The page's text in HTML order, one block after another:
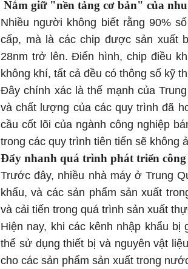
Nắm giữ "nền tảng cơ bản" của
Nhiều người không biết rằng 90%
cấp, mà là các chip được sản xuất
28nm trở lên. Điển hình, chip điều
không khí, tất cả đều có thông số kỹ
Đây chính xác là thế mạnh của
và chất lượng của các quy trình đã
cầu cốt lõi của ngành công nghiệp
trong các quy trình tiên tiến sẽ không
Đẩy nhanh quá trình phát triển công
Trước đây, nhiều nhà máy ở Trung
khẩu, và các sản phẩm sản xuất
và cải tiến trong quá trình sản xuất
Hiện nay, khi các kênh nhập khẩu
thể sử dụng thiết bị và nguyên vật
cho các sản phẩm sản xuất trong